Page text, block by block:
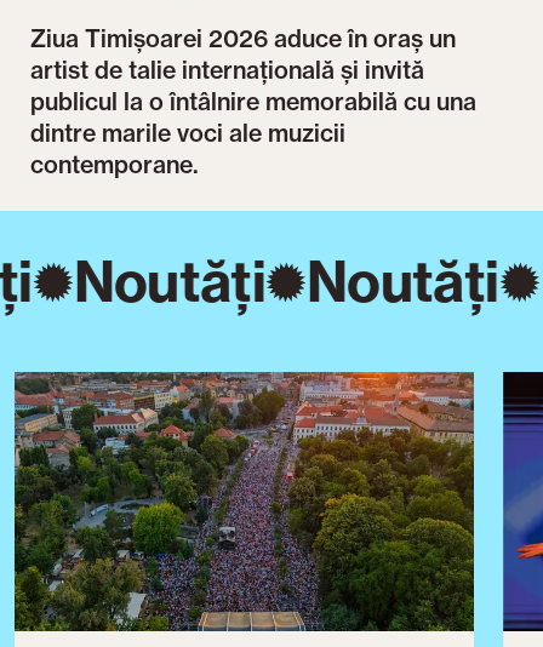
Ziua Timișoarei 2026 aduce în oraș un
artist de talie internațională și invită
publicul la o întâlnire memorabilă cu una
dintre marile voci ale muzicii
contemporane.
Noutăți Noutăți